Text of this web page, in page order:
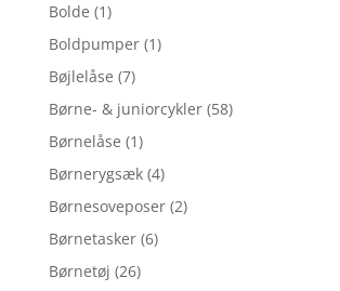
Bolde (1)
Boldpumper (1)
Bøjlelåse (7)
Børne- & juniorcykler (58)
Børnelåse (1)
Børnerygsæk (4)
Børnesoveposer (2)
Børnetasker (6)
Børnetøj (26)